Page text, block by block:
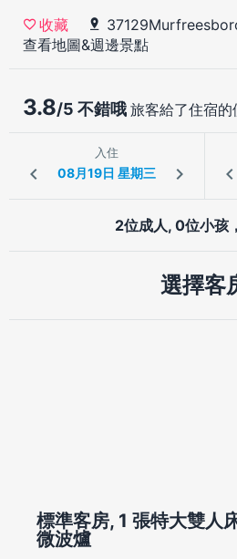
收藏
查看地圖&週邊景點
3.8/5 不錯哦 旅客給了住宿
入住
2位成人, 0位小孩
選擇客
標準客房, 1 張特大雙人
微波爐